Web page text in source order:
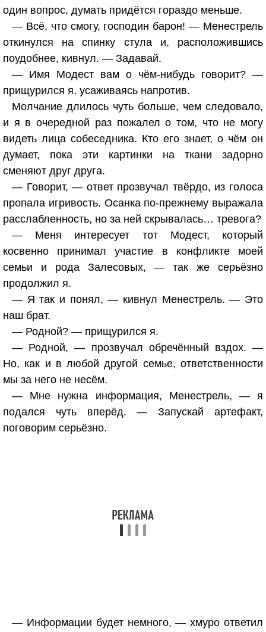
один вопрос, думать придётся гораздо меньше.
— Всё, что смогу, господин барон! — Менестрель
откинулся на спинку стула и, расположившись
поудобнее, кивнул. — Задавай.
— Имя Модест вам о чём-нибудь говорит? —
прищурился я, усаживаясь напротив.
Молчание длилось чуть больше, чем следовало,
и я в очередной раз пожалел о том, что не могу
видеть лица собеседника. Кто его знает, о чём он
думает, пока эти картинки на ткани задорно
сменяют друг друга.
— Говорит, — ответ прозвучал твёрдо, из голоса
пропала игривость. Осанка по-прежнему выражала
расслабленность, но за ней скрывалась… тревога?
— Меня интересует тот Модест, который
косвенно принимал участие в конфликте моей
семьи и рода Залесовых, — так же серьёзно
продолжил я.
— Я так и понял, — кивнул Менестрель. — Это
наш брат.
— Родной? — прищурился я.
— Родной, — прозвучал обречённый вздох. —
Но, как и в любой другой семье, ответственности
мы за него не несём.
— Мне нужна информация, Менестрель, — я
подался чуть вперёд. — Запускай артефакт,
поговорим серьёзно.
— Информации будет немного, — хмуро ответил